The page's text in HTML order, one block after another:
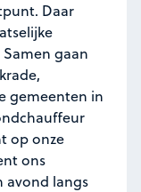
Daar
gaan
gemeenten in
op onze
ons
avond langs